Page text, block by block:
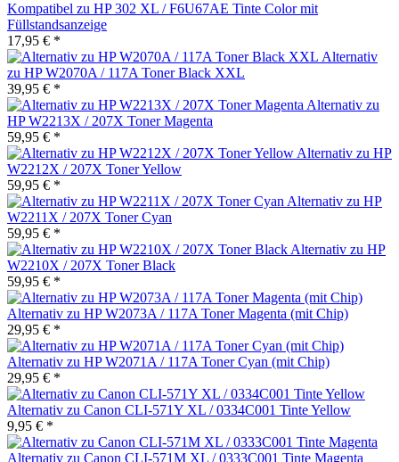
Kompatibel zu HP 302 XL / F6U67AE Tinte Color mit
Füllstandsanzeige
17,95 € *
Alternativ
zu HP W2070A / 117A Toner Black XXL
39,95 € *
Alternativ zu
HP W2213X / 207X Toner Magenta
59,95 € *
Alternativ zu HP
W2212X / 207X Toner Yellow
59,95 € *
Alternativ zu HP
W2211X / 207X Toner Cyan
59,95 € *
Alternativ zu HP
W2210X / 207X Toner Black
59,95 € *
Alternativ zu HP W2073A / 117A Toner Magenta (mit Chip)
29,95 € *
Alternativ zu HP W2071A / 117A Toner Cyan (mit Chip)
29,95 € *
Alternativ zu Canon CLI-571Y XL / 0334C001 Tinte Yellow
9,95 € *
Alternativ zu Canon CLI-571M XL / 0333C001 Tinte Magenta